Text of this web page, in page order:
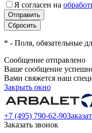
Я согласен на
* - Поля, обязательные
Сообщение отправлено
Ваше сообщение
Вами свяжется наш
Закрыть окно
+7 (495) 790-62-90
Заказать звонок